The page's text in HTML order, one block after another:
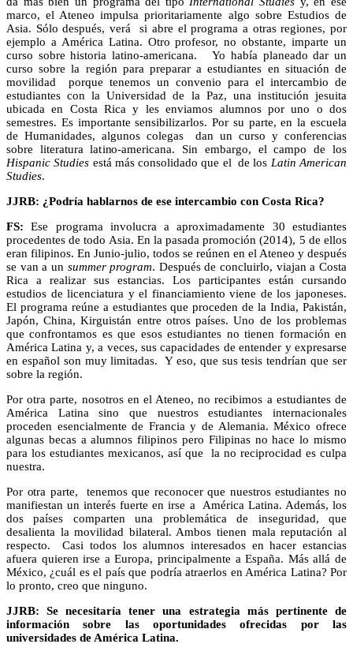
marco, el Ateneo impulsa prioritariamente algo sobre Estudios de
Asia. Sólo después, verá si abre el programa a otras regiones, por
ejemplo a América Latina. Otro profesor, no obstante, imparte un
curso sobre historia latino-americana. Yo había planeado dar un
curso sobre la región para preparar a estudiantes en situación de
movilidad porque tenemos un convenio para el intercambio de
estudiantes con la Universidad de la Paz, una institución jesuita
ubicada en Costa Rica y les enviamos alumnos por uno o dos
semestres. Es importante sensibilizarlos. Por su parte, en la escuela
de Humanidades, algunos colegas dan un curso y conferencias
sobre literatura latino-americana. Sin embargo, el campo de los
Hispanic Studies está más consolidado que el de los Latin American
Studies.
JJRB: ¿Podría hablarnos de ese intercambio con Costa Rica?
FS: Ese programa involucra a aproximadamente 30 estudiantes
procedentes de todo Asia. En la pasada promoción (2014), 5 de ellos
eran filipinos. En Junio-julio, todos se reúnen en el Ateneo y después
se van a un summer program. Después de concluirlo, viajan a Costa
Rica a realizar sus estancias. Los participantes están cursando
estudios de licenciatura y el financiamiento viene de los japoneses.
El programa reúne a estudiantes que proceden de la India, Pakistán,
Japón, China, Kirguistán entre otros países. Uno de los problemas
que confrontamos es que esos estudiantes no tienen formación en
América Latina y, a veces, sus capacidades de entender y expresarse
en español son muy limitadas. Y eso, que sus tesis tendrían que ser
sobre la región.
Por otra parte, nosotros en el Ateneo, no recibimos a estudiantes de
América Latina sino que nuestros estudiantes internacionales
proceden esencialmente de Francia y de Alemania. México ofrece
algunas becas a alumnos filipinos pero Filipinas no hace lo mismo
para los estudiantes mexicanos, así que la no reciprocidad es culpa
nuestra.
Por otra parte, tenemos que reconocer que nuestros estudiantes no
manifiestan un interés fuerte en irse a América Latina. Además, los
dos países comparten una problemática de inseguridad, que
desalienta la movilidad bilateral. Ambos tienen mala reputación al
respecto. Casi todos los alumnos interesados en hacer estancias
afuera quieren irse a Europa, principalmente a España. Más allá de
México, ¿cuál es el país que podría atraerlos en América Latina? Por
lo pronto, creo que ninguno.
JJRB: Se necesitaría tener una estrategia más pertinente de
información sobre las oportunidades ofrecidas por las
universidades de América Latina.